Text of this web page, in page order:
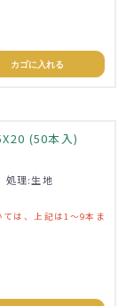
カゴに入れる
(50本入)
処理:生地
は、上記は1～9本ま